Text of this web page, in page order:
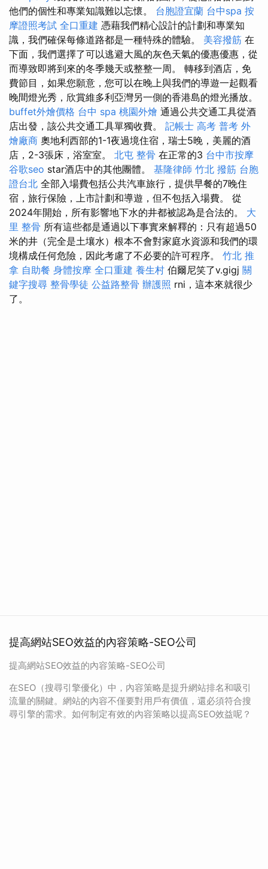
他們的個性和專業知識難以忘懷。 台胞證宜蘭 台中spa 按
摩證照考試 全口重建 憑藉我們精心設計的計劃和專業知
識，我們確保每條道路都是一種特殊的體驗。 美容撥筋 在
下面，我們選擇了可以逃避大風的灰色天氣的優惠優惠，從
而導致即將到來的冬季幾天或整整一周。 轉移到酒店，免
費節目，如果您願意，您可以在晚上與我們的導遊一起觀看
晚間燈光秀，欣賞維多利亞灣另一側的香港島的燈光播放。
buffet外燴價格 台中 spa 桃園外燴 通過公共交通工具從酒
店出發，該公共交通工具單獨收費。 記帳士 高考 普考 外
燴廠商 奧地利西部的1-1夜過境住宿，瑞士5晚，美麗的酒
店，2-3張床，浴室室。 北屯 整骨 在正常的3 台中市按摩
谷歌seo star酒店中的其他團體。 基隆律師 竹北 撥筋 台胞
證台北 全部入場費包括公共汽車旅行，提供早餐的7晚住
宿，旅行保險，上市計劃和導遊，但不包括入場費。 從
2024年開始，所有影響地下水的井都被認為是合法的。 大
里 整骨 所有這些都是通過以下事實來解釋的：只有超過50
米的井（完全是土壤水）根本不會對家庭水資源和我們的環
境構成任何危險，因此考慮了不必要的許可程序。 竹北 推
拿 自助餐 身體按摩 全口重建 養生村 伯爾尼笑了v.gigj 關
鍵字搜尋 整骨學徒 公益路整骨 辦護照 rni，這本來就很少
了。
提高網站SEO效益的內容策略-SEO公司
提高網站SEO效益的內容策略-SEO公司
在SEO（搜尋引擎優化）中，內容策略是提升網站排名和吸引
流量的關鍵。網站的內容不僅要對用戶有價值，還必須符合搜
尋引擎的需求。如何制定有效的內容策略以提高SEO效益呢？